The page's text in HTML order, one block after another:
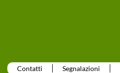
Contatti Segnalazioni